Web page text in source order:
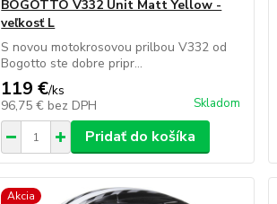
BOGOTTO V332 Unit Matt Yellow -
veľkosť L
S novou motokrosovou prilbou V332 od
Bogotto ste dobre pripr...
119 €/ks
96,75 € bez DPH Skladom
Pridať do košíka
Akcia